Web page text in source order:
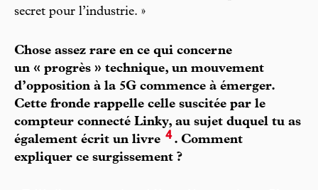
secret pour l’industrie. »
Chose assez rare en ce qui concerne
un « progrès » technique, un mouvement
d’opposition à la 5G commence à émerger.
Cette fronde rappelle celle suscitée par le
compteur connecté Linky, au sujet duquel tu as
également écrit un livre 4. Comment
expliquer ce surgissement ?